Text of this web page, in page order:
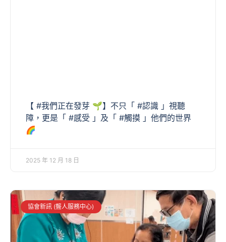
【 #我們正在發芽 🌱】不只「 #認識 」視聽
障，更是「 #感受 」及「 #觸摸 」他們的世界
🌈
2025 年 12 月 18 日
協會新訊 (聾人服務中心)